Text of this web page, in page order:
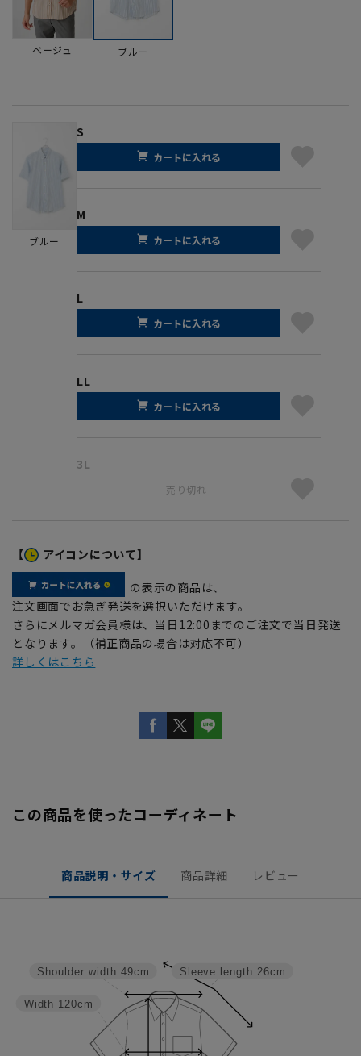
ベージュ ブルー
ブルー
S
カートに入れる
M
カートに入れる
L
カートに入れる
LL
カートに入れる
3L
売り切れ
【 アイコンについて】
の表示の商品は、
注文画面でお急ぎ発送を選択いただけます。
さらにメルマガ会員様は、当日12:00までのご注文で当日発送
となります。（補正商品の場合は対応不可）
詳しくはこちら
この商品を使ったコーディネート
商品説明・サイズ 商品詳細 レビュー
Sleeve length 26cm
Width 120cm
Shoulder width 49cm